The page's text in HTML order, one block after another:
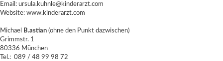
Email: ursula.kuhnle@kinderarzt.com
Website: www.kinderarzt.com
Michael B.astian (ohne den Punkt dazwischen)
Grimmstr. 1
80336 München
Tel.: 089 / 48 99 98 72